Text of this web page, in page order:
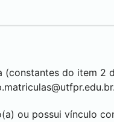
do item 2
ou possui vínculo